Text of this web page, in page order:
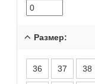
Размер:
36 37 38